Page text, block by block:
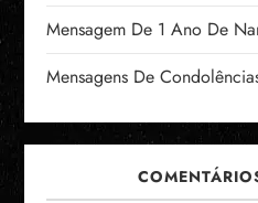
Mensagem De 1 Ano De
Mensagens De